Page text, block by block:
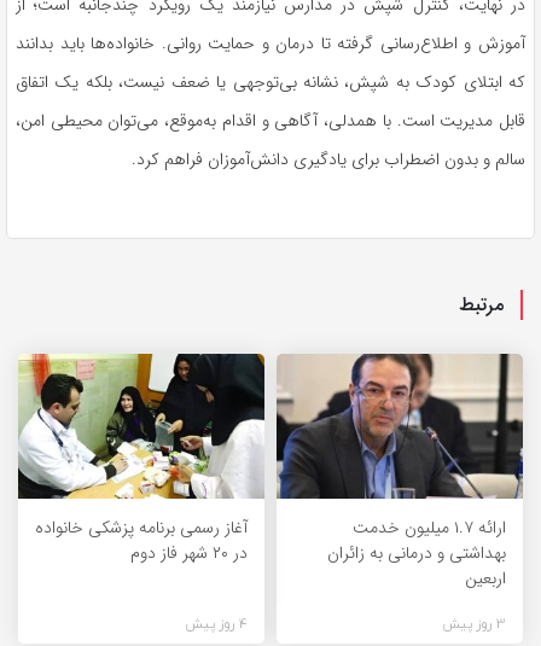
آموزش و اطلاع‌رسانی گرفته تا درمان و حمایت روانی. خانواده‌ها باید بدانند
که ابتلای کودک به شپش، نشانه بی‌توجهی یا ضعف نیست، بلکه یک اتفاق
قابل مدیریت است. با همدلی، آگاهی و اقدام به‌موقع، می‌توان محیطی امن،
سالم و بدون اضطراب برای یادگیری دانش‌آموزان فراهم کرد.
مرتبط
ارائه ۱.۷ میلیون خدمت
بهداشتی و درمانی به زائران
اربعین
3 روز پیش
آغاز رسمی برنامه پزشکی خانواده
در ۲۰ شهر فاز دوم
4 روز پیش